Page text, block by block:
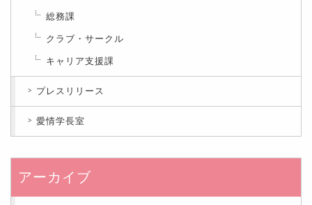
総務課
クラブ・サークル
キャリア支援課
プレスリリース
愛情学長室
アーカイブ